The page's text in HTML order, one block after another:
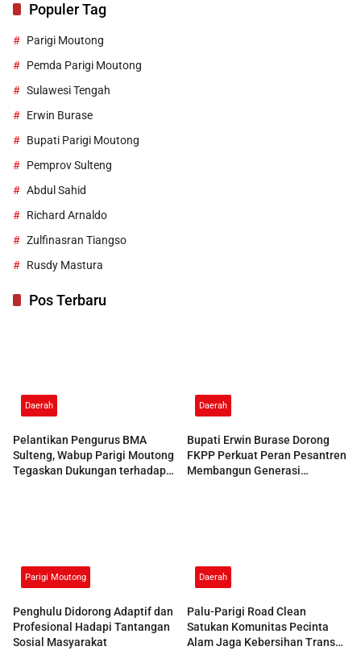
Populer Tag
Parigi Moutong
Pemda Parigi Moutong
Sulawesi Tengah
Erwin Burase
Bupati Parigi Moutong
Pemprov Sulteng
Abdul Sahid
Richard Arnaldo
Zulfinasran Tiangso
Rusdy Mastura
Pos Terbaru
Daerah
Pelantikan Pengurus BMA
Sulteng, Wabup Parigi Moutong
Tegaskan Dukungan terhadap
Daerah
Bupati Erwin Burase Dorong
FKPP Perkuat Peran Pesantren
Membangun Generasi
Parigi Moutong
Penghulu Didorong Adaptif dan
Profesional Hadapi Tantangan
Sosial Masyarakat
Daerah
Palu-Parigi Road Clean
Satukan Komunitas Pecinta
Alam Jaga Kebersihan Trans